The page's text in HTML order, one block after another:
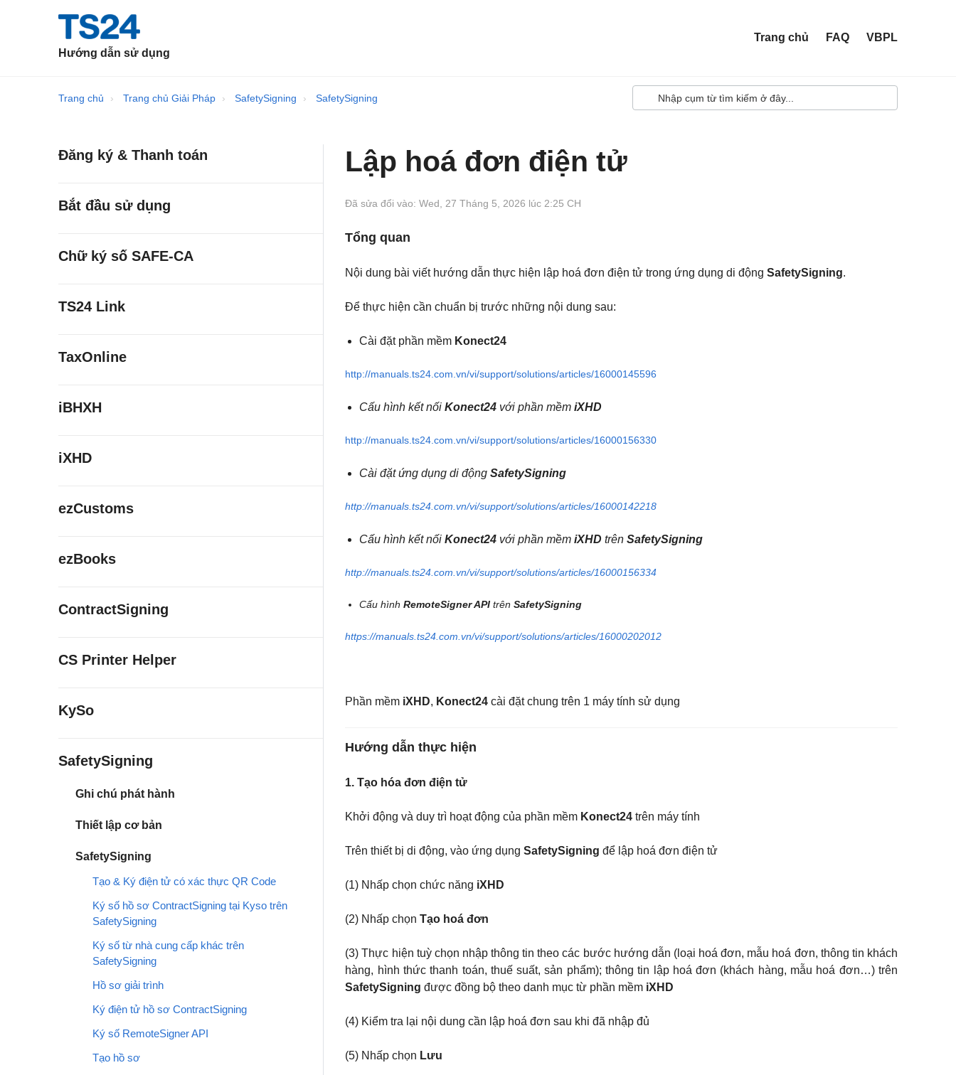
Hướng dẫn sử dụng
Trang chủ FAQ VBPL
Trang chủ Trang chủ Giải Pháp SafetySigning SafetySigning
Đăng ký & Thanh toán
Bắt đầu sử dụng
Chữ ký số SAFE-CA
TS24 Link
TaxOnline
iBHXH
iXHD
ezCustoms
ezBooks
ContractSigning
CS Printer Helper
KySo
SafetySigning
Ghi chú phát hành
Thiết lập cơ bản
SafetySigning
Tạo & Ký điện tử có xác thực QR Code
Ký số hồ sơ ContractSigning tại Kyso trên
SafetySigning
Ký số từ nhà cung cấp khác trên
SafetySigning
Hồ sơ giải trình
Ký điện tử hồ sơ ContractSigning
Ký số RemoteSigner API
Tạo hồ sơ
Lập hoá đơn điện tử
Đã sửa đổi vào: Wed, 27 Tháng 5, 2026 lúc 2:25 CH
Tổng quan
Nội dung bài viết hướng dẫn thực hiện lập hoá đơn điện tử trong ứng dụng di độngSafetySigning.
Để thực hiện cần chuẩn bị trước những nội dung sau:
Cài đặt phần mềm Konect24
http://manuals.ts24.com.vn/vi/support/solutions/articles/16000145596
Cấu hình kết nốiKonect24 với phần mềmiXHD
http://manuals.ts24.com.vn/vi/support/solutions/articles/16000156330
Cài đặt ứng dụng di độngSafetySigning
http://manuals.ts24.com.vn/vi/support/solutions/articles/16000142218
Cấu hình kết nốiKonect24 với phần mềmiXHD trênSafetySigning
http://manuals.ts24.com.vn/vi/support/solutions/articles/16000156334
Cấu hìnhRemoteSigner API trênSafetySigning
https://manuals.ts24.com.vn/vi/support/solutions/articles/16000202012
Phần mềm iXHD, Konect24 cài đặt chung trên 1 máy tính sử dụng
Hướng dẫn thực hiện
1. Tạo hóa đơn điện tử
Khởi động và duy trì hoạt động của phần mềm Konect24 trên máy tính
Trên thiết bị di động, vào ứng dụngSafetySigning để lập hoá đơn điện tử
(1) Nhấp chọn chức năng iXHD
(2) Nhấp chọnTạo hoá đơn
(3) Thực hiện tuỳ chọn nhập thông tin theo các bước hướng dẫn (loại hoá đơn, mẫu hoá đơn, thông tin khách
hàng, hình thức thanh toán, thuế suất, sản phẩm); thông tin lập hoá đơn (khách hàng, mẫu hoá đơn…) trên
SafetySigning được đồng bộ theo danh mục từ phần mềm iXHD
(4) Kiểm tra lại nội dung cần lập hoá đơn sau khi đã nhập đủ
(5) Nhấp chọn Lưu